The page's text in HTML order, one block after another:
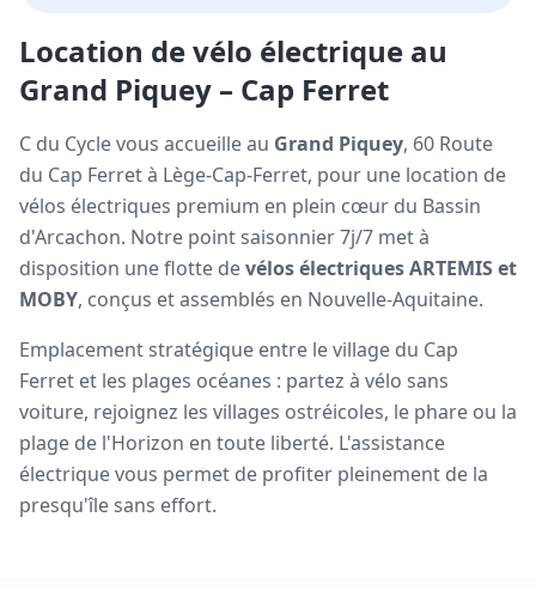
Location de vélo électrique au
Grand Piquey – Cap Ferret
C du Cycle vous accueille au Grand Piquey, 60 Route
du Cap Ferret à Lège-Cap-Ferret, pour une location de
vélos électriques premium en plein cœur du Bassin
d'Arcachon. Notre point saisonnier 7j/7 met à
disposition une flotte devélos électriques ARTEMIS et
MOBY, conçus et assemblés en Nouvelle-Aquitaine.
Emplacement stratégique entre le village du Cap
Ferret et les plages océanes : partez à vélo sans
voiture, rejoignez les villages ostréicoles, le phare ou la
plage de l'Horizon en toute liberté. L'assistance
électrique vous permet de profiter pleinement de la
presqu'île sans effort.